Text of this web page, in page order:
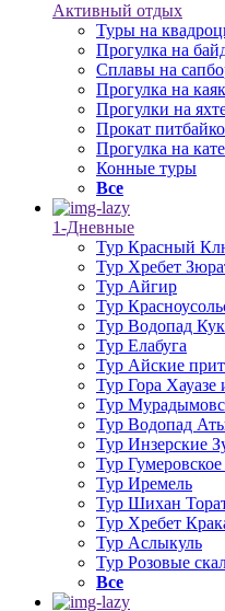
Активный отдых
Туры на
Прогулка на
Сплавы на
Прогулка на
Прогулки на
Прокат
Прогулка на
Конные туры
Все
1-Дневные
Тур Красный
Тур Хребет
Тур Айгир
Тур
Тур Водопад
Тур Елабуга
Тур Айские
Тур Гора Хауазе
Тур
Тур Водопад
Тур Инзерские
Тур
Тур Иремель
Тур Шихан
Тур Хребет
Тур Аслыкуль
Тур Розовые
Все